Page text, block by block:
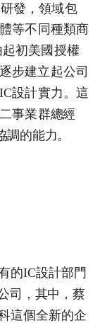
發，領域包
等不同種類商
初美國授權
步建立起公司
IC設計實力。這
事業群總經
調的能力。
的IC設計部門
司，其中，蔡
這個全新的企